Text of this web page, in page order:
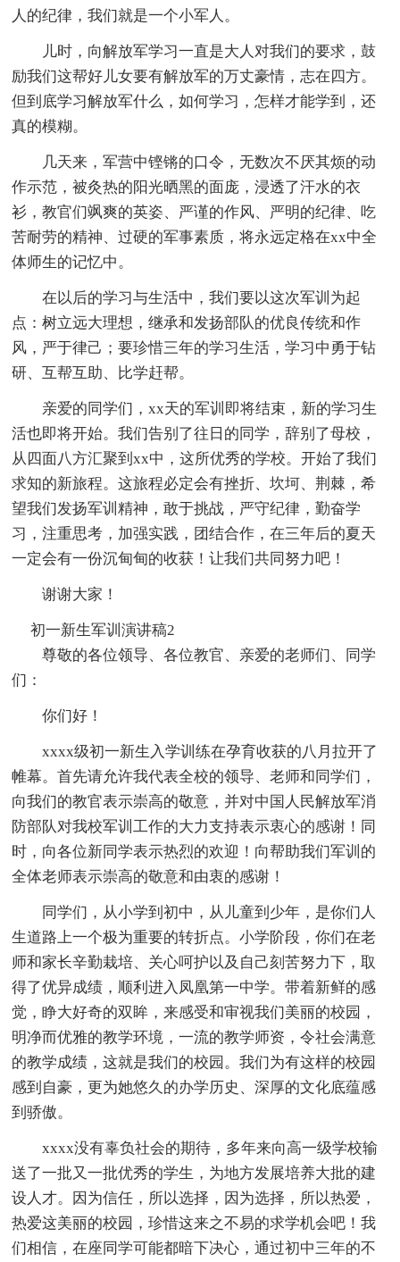
人的纪律，我们就是一个小军人。
儿时，向解放军学习一直是大人对我们的要求，鼓
励我们这帮好儿女要有解放军的万丈豪情，志在四方。
但到底学习解放军什么，如何学习，怎样才能学到，还
真的模糊。
几天来，军营中铿锵的口令，无数次不厌其烦的动
作示范，被灸热的阳光晒黑的面庞，浸透了汗水的衣
衫，教官们飒爽的英姿、严谨的作风、严明的纪律、吃
苦耐劳的精神、过硬的军事素质，将永远定格在xx中全
体师生的记忆中。
在以后的学习与生活中，我们要以这次军训为起
点：树立远大理想，继承和发扬部队的优良传统和作
风，严于律己；要珍惜三年的学习生活，学习中勇于钻
研、互帮互助、比学赶帮。
亲爱的同学们，xx天的军训即将结束，新的学习生
活也即将开始。我们告别了往日的同学，辞别了母校，
从四面八方汇聚到xx中，这所优秀的学校。开始了我们
求知的新旅程。这旅程必定会有挫折、坎坷、荆棘，希
望我们发扬军训精神，敢于挑战，严守纪律，勤奋学
习，注重思考，加强实践，团结合作，在三年后的夏天
一定会有一份沉甸甸的收获！让我们共同努力吧！
谢谢大家！
初一新生军训演讲稿2
尊敬的各位领导、各位教官、亲爱的老师们、同学
们：
你们好！
xxxx级初一新生入学训练在孕育收获的八月拉开了
帷幕。首先请允许我代表全校的领导、老师和同学们，
向我们的教官表示崇高的敬意，并对中国人民解放军消
防部队对我校军训工作的大力支持表示衷心的感谢！同
时，向各位新同学表示热烈的欢迎！向帮助我们军训的
全体老师表示崇高的敬意和由衷的感谢！
同学们，从小学到初中，从儿童到少年，是你们人
生道路上一个极为重要的转折点。小学阶段，你们在老
师和家长辛勤栽培、关心呵护以及自己刻苦努力下，取
得了优异成绩，顺利进入凤凰第一中学。带着新鲜的感
觉，睁大好奇的双眸，来感受和审视我们美丽的校园，
明净而优雅的教学环境，一流的教学师资，令社会满意
的教学成绩，这就是我们的校园。我们为有这样的校园
感到自豪，更为她悠久的办学历史、深厚的文化底蕴感
到骄傲。
xxxx没有辜负社会的期待，多年来向高一级学校输
送了一批又一批优秀的学生，为地方发展培养大批的建
设人才。因为信任，所以选择，因为选择，所以热爱，
热爱这美丽的校园，珍惜这来之不易的求学机会吧！我
们相信，在座同学可能都暗下决心，通过初中三年的不